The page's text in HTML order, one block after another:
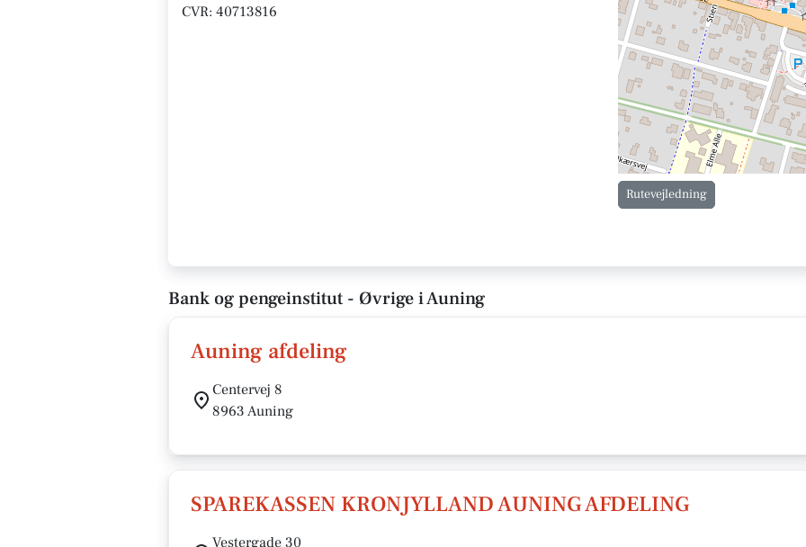
CVR: 40713816
Rutevejledning
Bank og pengeinstitut - Øvrige i Auning
Auning afdeling
Centervej 8
8963 Auning
SPAREKASSEN KRONJYLLAND AUNING AFDELING
Vestergade 30